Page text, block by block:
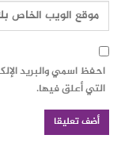
احفظ اسمي والبريد
التي أعلق فيها.